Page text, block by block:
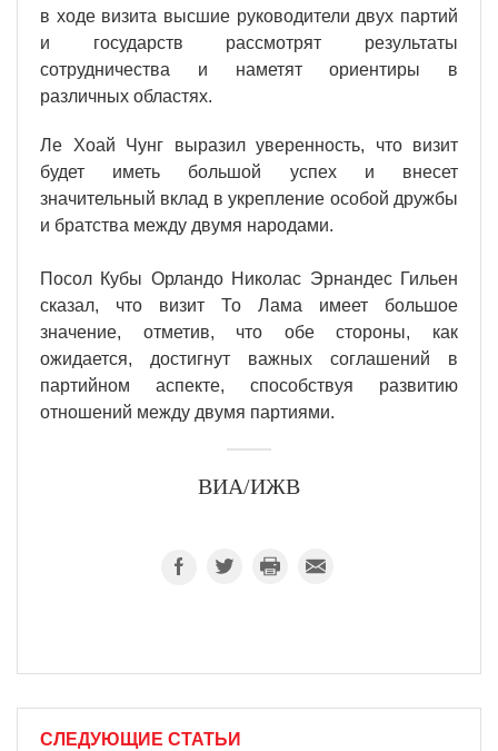
в ходе визита высшие руководители двух партий
и государств рассмотрят результаты
сотрудничества и наметят ориентиры в
различных областях.
Ле Хоай Чунг выразил уверенность, что визит
будет иметь большой успех и внесет
значительный вклад в укрепление особой дружбы
и братства между двумя народами.
Посол Кубы Орландо Николас Эрнандес Гильен
сказал, что визит То Лама имеет большое
значение, отметив, что обе стороны, как
ожидается, достигнут важных соглашений в
партийном аспекте, способствуя развитию
отношений между двумя партиями.
ВИА/ИЖВ
СЛЕДУЮЩИЕ СТАТЬИ